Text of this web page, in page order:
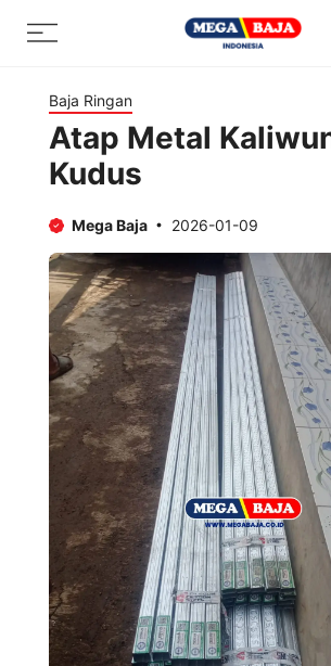
Menu
Baja Ringan
Atap Metal
Kudus
Mega Baja 2026-01-09